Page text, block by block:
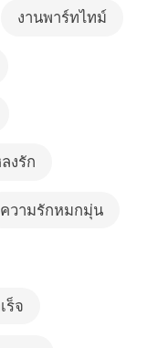
งานพาร์ทไทม์
งรัก
ความรักหมกมุ่น
ร็จ